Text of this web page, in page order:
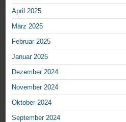
April 2025
März 2025
Februar 2025
Januar 2025
Dezember 2024
November 2024
Oktober 2024
September 2024